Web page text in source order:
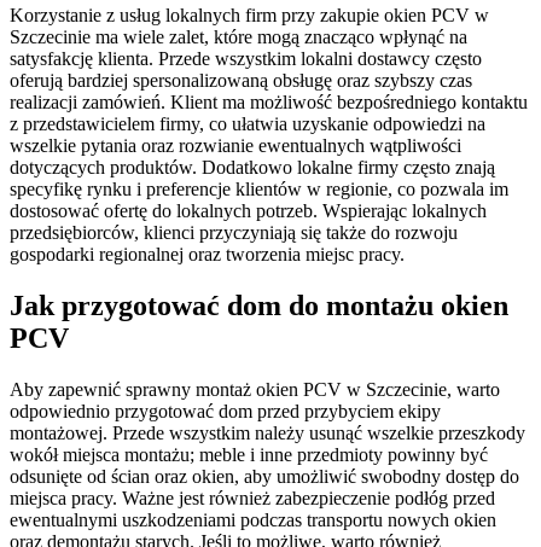
Korzystanie z usług lokalnych firm przy zakupie okien PCV w
Szczecinie ma wiele zalet, które mogą znacząco wpłynąć na
satysfakcję klienta. Przede wszystkim lokalni dostawcy często
oferują bardziej spersonalizowaną obsługę oraz szybszy czas
realizacji zamówień. Klient ma możliwość bezpośredniego kontaktu
z przedstawicielem firmy, co ułatwia uzyskanie odpowiedzi na
wszelkie pytania oraz rozwianie ewentualnych wątpliwości
dotyczących produktów. Dodatkowo lokalne firmy często znają
specyfikę rynku i preferencje klientów w regionie, co pozwala im
dostosować ofertę do lokalnych potrzeb. Wspierając lokalnych
przedsiębiorców, klienci przyczyniają się także do rozwoju
gospodarki regionalnej oraz tworzenia miejsc pracy.
Jak przygotować dom do montażu okien
PCV
Aby zapewnić sprawny montaż okien PCV w Szczecinie, warto
odpowiednio przygotować dom przed przybyciem ekipy
montażowej. Przede wszystkim należy usunąć wszelkie przeszkody
wokół miejsca montażu; meble i inne przedmioty powinny być
odsunięte od ścian oraz okien, aby umożliwić swobodny dostęp do
miejsca pracy. Ważne jest również zabezpieczenie podłóg przed
ewentualnymi uszkodzeniami podczas transportu nowych okien
oraz demontażu starych. Jeśli to możliwe, warto również